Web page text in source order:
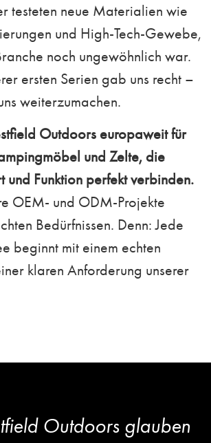
testeten neue Materialien wie
und High-Tech-Gewebe,
noch ungewöhnlich war.
ersten Serien gab uns recht –
weiterzumachen.
Outdoors europaweit für
und Zelte, die
und Funktion perfekt verbinden.
OEM- und ODM-Projekte
Bedürfnissen. Denn: Jede
beginnt mit einem echten
klaren Anforderung unserer
Outdoors glauben